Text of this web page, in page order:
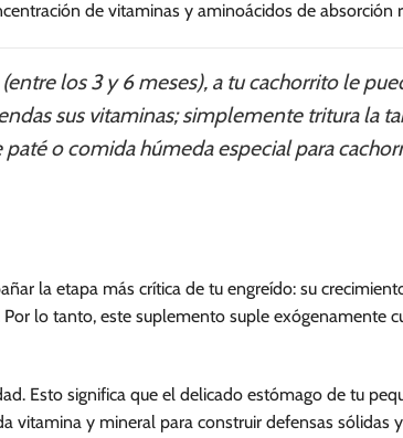
de
de vitaminas y aminoácidos de absorción
los 3 y 6 meses), a tu cachorrito le
sus vitaminas; simplemente tritura la
o comida húmeda especial para
la etapa más crítica de tu engreído: su
lo tanto, este suplemento suple exógenamente
Esto significa que el delicado estómago de tu
vitamina y mineral para construir defensas sólidas